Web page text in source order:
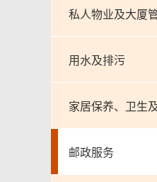
私人物业及大厦
用水及排污
家居保养、卫生
邮政服务